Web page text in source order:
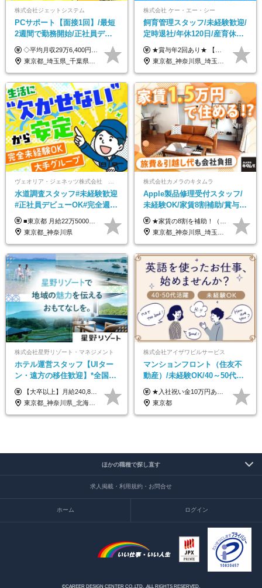
株式会社ジェットシステム
PCサポート【面接1回】/最短
2週間で勤務開始/正社員デビ
ュー歓迎/未経験9割以上/社員
寮・住宅手当あり
◇平均月収29万6,400円(各種手当含む) ◇住宅手当⇒最大家賃の半額支給 ◇賞与年2回支給 ■月給22万5,000円以上＋地域手当＋時間外手当＋住宅手当＋家族手当 ※経験やスキルに応じて給与を決定します ※試用期間2ヶ月あり（期間内は時給1,060円以上となります） └地域により上がる可能性があり／例：東京都時給1,370円 └その他待遇に差異なし ＜モデル月収例＞ 1年目：296,400円 3年目：320,000円 【固定残業代について】 なし（残業代は、実際の労働時間に応じて別途全額支給）
東京都_埼玉県_千葉県_愛知県_北海道_群馬県_長野県_富山県_石川県_静岡県_香川県_高知県_熊本県_長崎県_沖縄県
株式会社 ケー・エー・シー
飼育管理スタッフ/未経験歓迎/
定時退社/年休120日/産育休実
績あり/連休取得OK/賞与年2
回/急募求人
★賞与年2回あり★ 【未経験の方】月給20万7,750円～＋賞与年2回＋残業代全額支給＋交通費支給 【生物系大卒の方】月給21万3,750円～＋賞与年2回＋残業代全額支給＋交通費支給 ★手当が充実★ ・資格手当（実験動物技術者2級：月3,000円、1級：月7,000円） ・家族手当 ・住宅費用補助（転居を伴う転勤の場合：最大5年間支給） ・残業代全額支給 ※入社5年目程度で賞与4.6ヶ月分の支給実績あり ※月給の金額は、能力やスキルを考慮して決定します ※試用期間6ヶ月あり（雇用形態・給与・待遇に差異なし）
東京都_神奈川県_埼玉県_大阪府_愛知県_茨城県_三重県_京都府_佐賀県
水道調査スタッフ#未経験歓迎
#正社員デビューOK#完全週休
2日制#年休125日#資格取得支
援有#社員数千人以上
■東京都 月給22万5000円（東京地域手当3万円含）～25万円＋残業代全額支給＋各種手当 ■神奈川県 月給19万5000円～24万円＋残業代全額支給＋各種手当 ※年齢・経験を考慮し決定 ※試用期間3ヶ月（期間中の給与・待遇に差異はありません） ◆通勤手当あり（全額支給） ◆昇給年1回、賞与年2回。世界最大級の環境企業グループならではの安定した給与体系です。
東京都_神奈川県
株式会社カメラのキタムラ
Apple製品修理受付スタッフ/
未経験OK/家賃8割補助/賞与年
2回/残業月平均4.7h/最大7連休
OK
★家賃の8割を補助！（限度額は地域により異なる） ※転勤による引っ越しが発生する場合 ＝＝＝＝＝＝＝＝＝＝＝＝＝＝＝＝＝＝＝＝＝＝＝ 例えば、家賃7.5万円なら6万円は会社で負担。 あなたが支払うのは、たったの1.5万円です！ 年間では自己負担額が約72万ほどお得になります！ ＝＝＝＝＝＝＝＝＝＝＝＝＝＝＝＝＝＝＝＝＝＝＝ 月給22万8,700円～26万3,100円＋賞与年2回（初回の支給は当社規定による）＋残業手当 ＜実際の給与例＞ *24歳:月給23万4,700円＋賞与年2回（初回の支給は当社規定による）＋残業手当＋諸手当 ※上記はあくまで参考月給です。ご経歴・年齢を考慮し、当社規定により決定します ※評価により昇給あり ※残業代は別途支給あり ※試用期間2ヶ月あり（期間中の給与・待遇に差異はありません） 【実在する社員の年収モデル】 年収530万円（30歳） 年収820万円（40歳） 【入社時の想定年収】 330万円～900万円
東京都_神奈川県_埼玉県_千葉県_大阪府_愛知県_北海道_岩手県_宮城県_秋田県_福島県_茨城県_栃木県_富山県_石川県_福井県_静岡県_岐阜県_三重県_兵庫県_京都府_滋賀県_奈良県_広島県_岡山県_徳島県_香川県_愛媛県_高知県_福岡県_熊本県_佐賀県_長崎県_大分県_宮崎県_沖縄県
株式会社星野リゾート・マネジメント
ホテル運営スタッフ【UIター
ン・遠方の移住歓迎】*全国募
集*週休3日/年休161日可*未経
験OK*新規開業あり
【大卒以上】月給240,800円以上+賞与2回+各種手当 【短大・専門学校卒】月給204,400円以上+賞与2回+各種手当 【上記以外】月給187,000円以上+賞与2回+各種手当 ※経験、資格、能力等を考慮の上、決定いたします ※残業代全額支給 ※試用期間3ヶ月（条件変更なし）
東京都_神奈川県_北海道_青森県_山形県_福島県_栃木県_群馬県_山梨県_長野県_石川県_静岡県_岐阜県_京都府_広島県_島根県_山口県_高知県_長崎県_大分県_鹿児島県_沖縄県
株式会社アイザワビルサービス
マンションフロント（住友不
動産）/未経験OK/40～50代活
躍/月平均労働時間142h/賞与
年2回/TF303
★入社祝い金10万円あり！ ■月給24万5,000円＋賞与年2回(2カ月/2025年実績)＋時間外手当＋資格手当＋交通費 ※一律英会話手当（2万円）を含みます ※給与は経験・能力等を考慮して決定します ※試用期間あり（3ヵ月） 給与や福利厚生に変更はありません。 ≪昇給、賞与、および各種諸手当について≫ ◇入社お祝い金（10万円 ※3カ月精勤後支給） ◇昇給/年1回 ◇賞与/年2回(2カ月/2025年実績) ◇時間外手当 ◇資格手当 └・ビル設備管理技能士1級（1万円/月） ・ビル設備管理技能士2級（5000円/月） ・建築物環境衛生管理技術者（1万円/月） ・防火管理技能者（3000円/月） 他 ◇物件手当（最大2万円 ※物件により異なる） ◇退職金あり
東京都
ほかの職種で探し直す
求人掲載・利用規約・お問合せ
ホーム ログイン
©CAREER DESIGN CENTER CO.,LTD. .ALL RIGHTS RESERVED.